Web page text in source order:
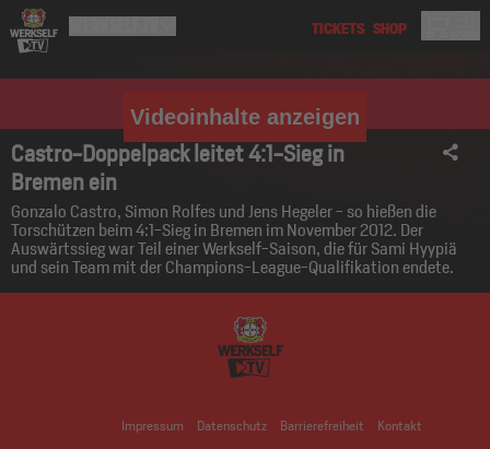
Videoinhalte anzeigen
Castro-Doppelpack leitet 4:1-Sieg in
Bremen ein
Gonzalo Castro, Simon Rolfes und Jens Hegeler - so hießen die
Torschützen beim 4:1-Sieg in Bremen im November 2012. Der
Auswärtssieg war Teil einer Werkself-Saison, die für Sami Hyypiä
und sein Team mit der Champions-League-Qualifikation endete.
Impressum Datenschutz Barrierefreiheit Kontakt